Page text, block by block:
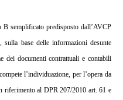
semplificato predisposto dall’AVCP
base delle informazioni desunte
dei documenti contrattuali e contabili
l’individuazione, per l’opera da
riferimento al DPR 207/2010 art. 61 e